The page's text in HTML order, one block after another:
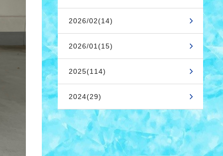
2026/02(14)
2026/01(15)
2025(114)
2024(29)